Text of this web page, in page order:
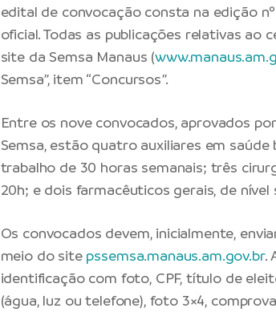
edital de convocação consta na edição
oficial. Todas as publicações relativas
site da Semsa Manaus (
Semsa”, item “Concursos”.
Entre os nove convocados, aprovados
Semsa, estão quatro auxiliares em
trabalho de 30 horas semanais; três
20h; e dois farmacêuticos gerais, de nível
Os convocados devem, inicialmente,
meio do site pssemsa.manaus.am.gov.br.
identificação com foto, CPF, título de
(água, luz ou telefone), foto 3×4,